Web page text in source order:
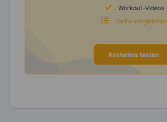
Workout-Videos
Tarife vergleichen
Kostenlos testen